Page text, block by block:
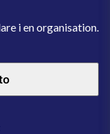
i en organisation.